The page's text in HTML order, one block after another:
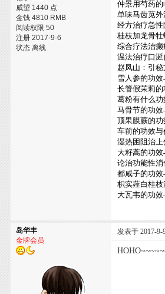
威望 1440 点
金钱 4810 RMB
阅读权限 50
注册 2017-9-6
状态 离线
仲景用芍药
单味马齿苋
经方治疗急
桂枝加龙骨
综合疗法治癫
温法治疗口涎
赵凤山：引秘
雪人参的功效
长管假茉莉的
葛粉有什么功
马骨节的功效
顶果膜蕨的功
车前的功效与
湿热困阻治上
大籽蒿的功效
论治功能性消
都咸子的功效
枳实薤白桂
大瓦韦的功效
岛华丰
金牌会员
发表于 2017-9-